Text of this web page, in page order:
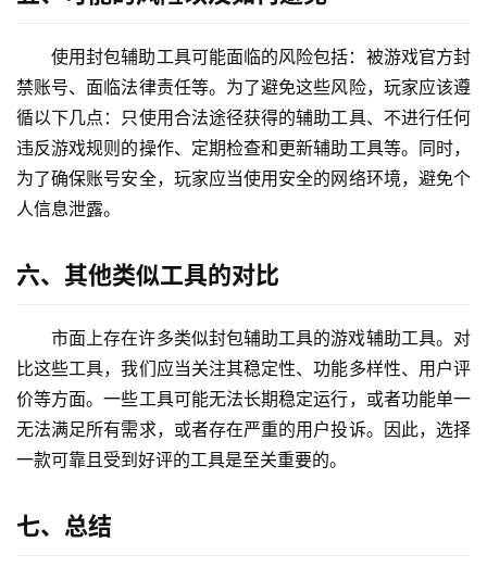
使用封包辅助工具可能面临的风险包括：被游戏官方封
禁账号、面临法律责任等。为了避免这些风险，玩家应该遵
循以下几点：只使用合法途径获得的辅助工具、不进行任何
违反游戏规则的操作、定期检查和更新辅助工具等。同时，
为了确保账号安全，玩家应当使用安全的网络环境，避免个
人信息泄露。
六、其他类似工具的对比
市面上存在许多类似封包辅助工具的游戏辅助工具。对
比这些工具，我们应当关注其稳定性、功能多样性、用户评
价等方面。一些工具可能无法长期稳定运行，或者功能单一
无法满足所有需求，或者存在严重的用户投诉。因此，选择
一款可靠且受到好评的工具是至关重要的。
七、总结